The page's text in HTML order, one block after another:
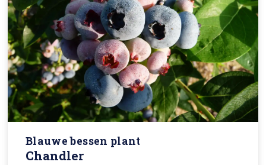
Blauwe bessen plant
Chandler